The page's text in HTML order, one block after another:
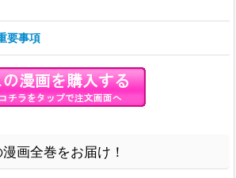
要事項
画全巻をお届け！